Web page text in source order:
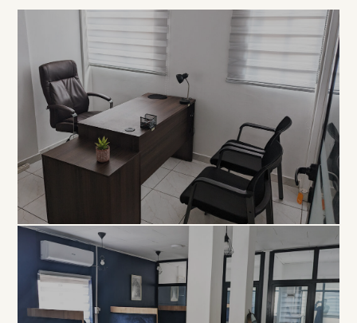
EXCLUSIVITÉ
Bureau
Privé